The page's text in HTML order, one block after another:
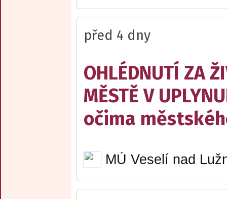
před 4 dny
OHLÉDNUTÍ ZA
MĚSTĚ V
očima
MÚ Veselí nad